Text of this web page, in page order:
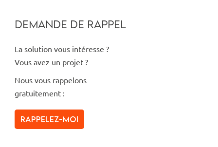
DEMANDE DE RAPPEL
La solution vous intéresse ?
Vous avez un projet ?
Nous vous rappelons
gratuitement :
Rappelez-moi